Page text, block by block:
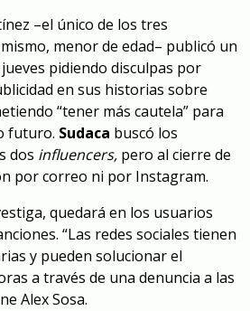
–el único de los tres
menor de edad– publicó un
pidiendo disculpas por
en sus historias sobre
“tener más cautela” para
futuro. Sudaca buscó los
dos influencers, pero al cierre de
por correo ni por Instagram.
quedará en los usuarios
“Las redes sociales tienen
y pueden solucionar el
a través de una denuncia a las
Alex Sosa.